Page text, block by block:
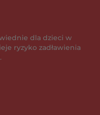
dla dzieci w
ryzyko zadławienia